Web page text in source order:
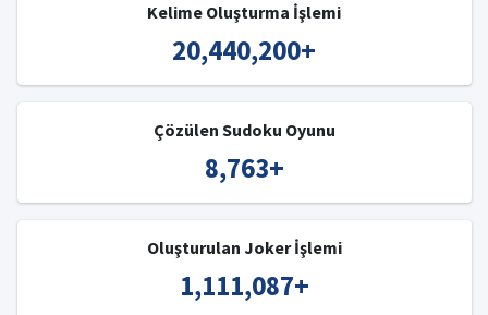
Kelime Oluşturma İşlemi
20,440,200+
Çözülen Sudoku Oyunu
8,763+
Oluşturulan Joker İşlemi
1,111,087+